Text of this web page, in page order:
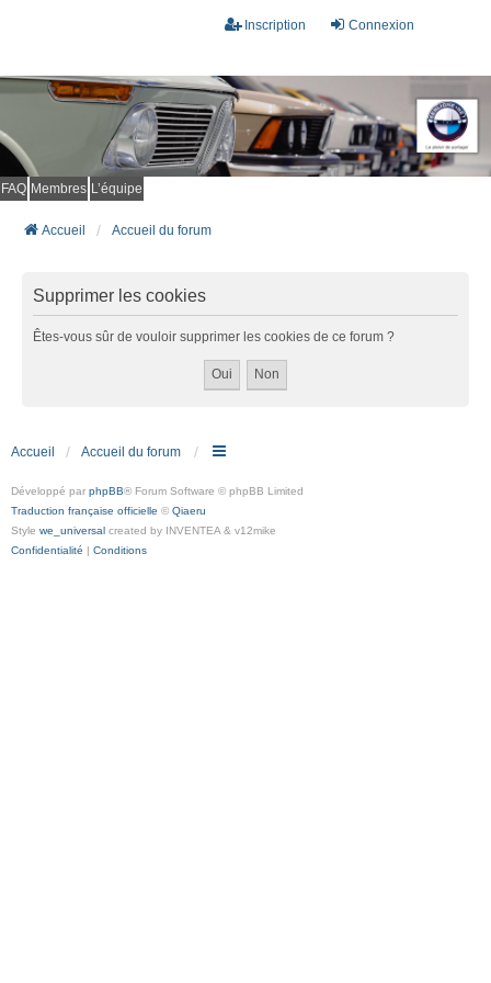
Connexion
Inscription
FAQ Membres L’équipe
Accueil Accueil du forum
Supprimer les cookies
Êtes-vous sûr de vouloir supprimer les cookies de ce forum ?
Accueil Accueil du forum
Développé par phpBB® Forum Software © phpBB Limited
Traduction française officielle © Qiaeru
Style we_universal created by INVENTEA & v12mike
Confidentialité | Conditions